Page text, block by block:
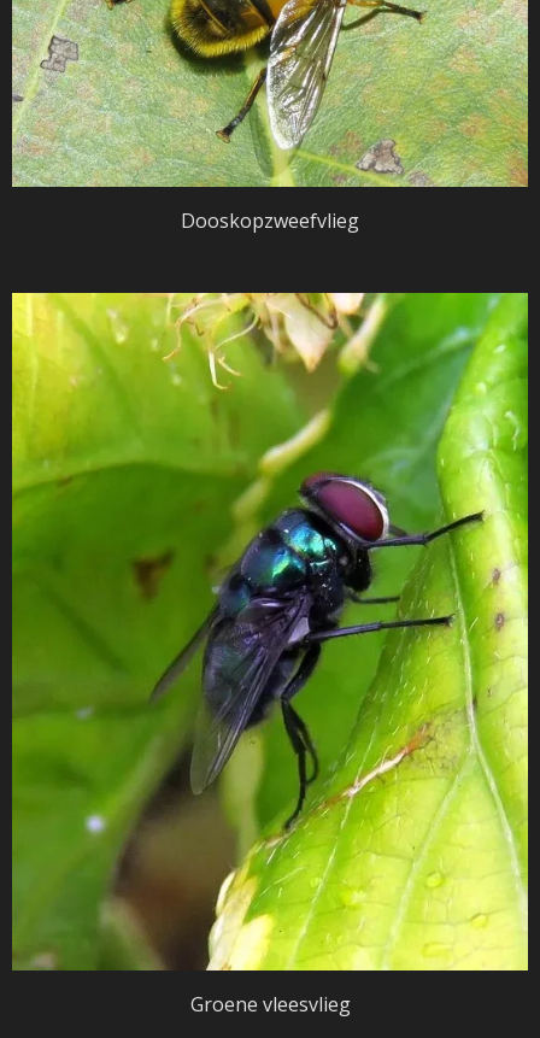
Dooskopzweefvlieg
Groene vleesvlieg